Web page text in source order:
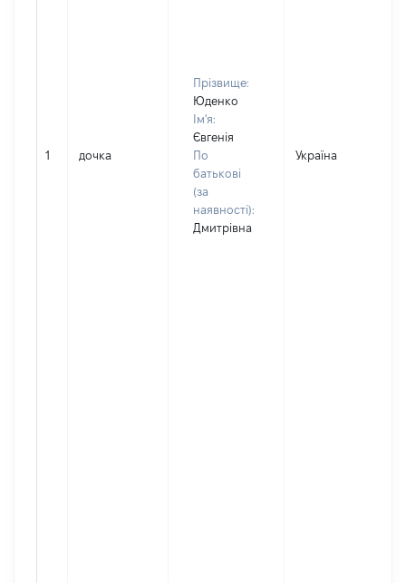
1 дочка
Прізвище:
Юденко
Ім'я:
Євгенія
По
батькові
(за
наявності):
Дмитрівна
Україна